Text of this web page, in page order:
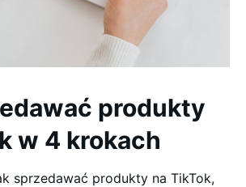
produkty
w 4 krokach
sprzedawać produkty na TikTok,